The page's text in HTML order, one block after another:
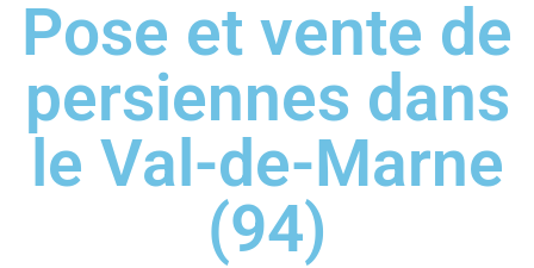
Pose et vente de
persiennes dans
le Val-de-Marne
(94)